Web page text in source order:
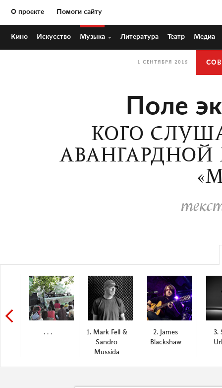
О проекте Помоги сайту
Кино Искусство Музыка Литература Театр Медиа
1 СЕНТЯБРЯ 2015
Поле
КОГО
АВАНГАРДНОЙ
. . .
1. Mark Fell &
Sandro
Mussida
2. James
Blackshaw
3.